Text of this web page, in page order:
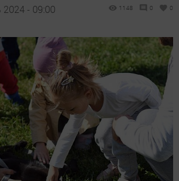
2024 - 09:00 1148 0 0